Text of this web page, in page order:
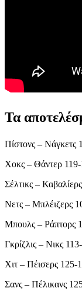
Τα
Πίστονς – Νάγκετς
Χοκς – Θάντερ
Σέλτικς –
Νετς – Μπλέιζερς
Μπουλς – Ράπτορς
Γκρίζλις – Νικς
Χιτ – Πέισερς 125-
Σανς – Πέλικανς